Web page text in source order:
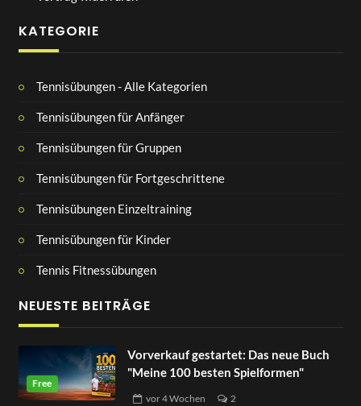
KATEGORIE
Tennisübungen - Alle Kategorien
Tennisübungen für Anfänger
Tennisübungen für Gruppen
Tennisübungen für Fortgeschrittene
Tennisübungen Einzeltraining
Tennisübungen für Kinder
Tennis Fitnessübungen
NEUESTE BEITRÄGE
Vorverkauf gestartet: Das neue Buch
"Meine 100 besten Spielformen"
vor4 Wochen 2